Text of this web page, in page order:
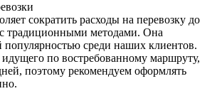
сократить расходы на перевозку до
традиционными методами. Она
популярностью среди наших клиентов.
по востребованному маршруту,
поэтому рекомендуем оформлять